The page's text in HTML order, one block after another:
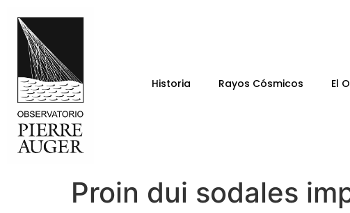
Historia Rayos Cósmicos El
Proin dui sodales